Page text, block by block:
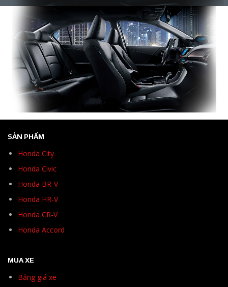
SẢN PHẨM
Honda City
Honda Civic
Honda BR-V
Honda HR-V
Honda CR-V
Honda Accord
MUA XE
Bảng giá xe